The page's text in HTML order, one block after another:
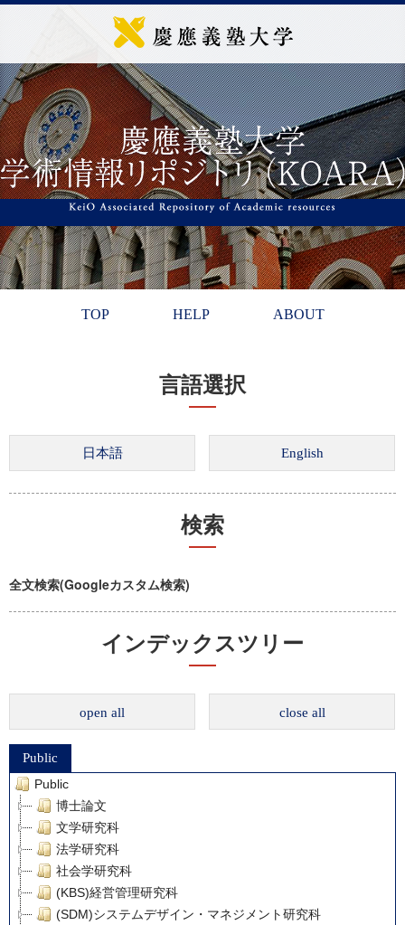
TOP HELP ABOUT
言語選択
検索
全文検索(Googleカスタム検索)
インデックスツリー
open all close all
Public
Public
博士論文
文学研究科
法学研究科
社会学研究科
(KBS)経営管理研究科
(SDM)システムデザイン・マネジメント研究科